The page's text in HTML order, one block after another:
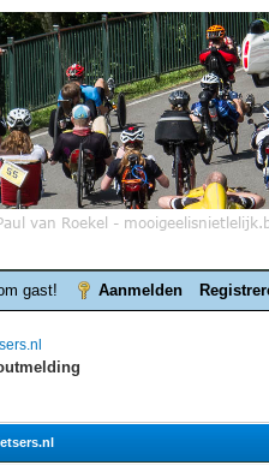
gast! Aanmelden